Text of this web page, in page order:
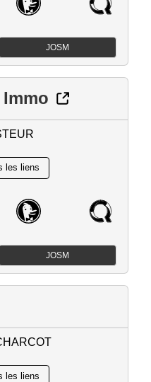
JOSM
JOSM